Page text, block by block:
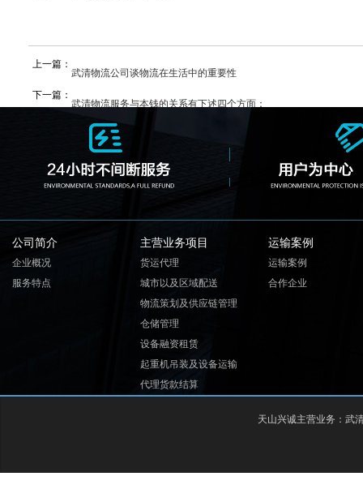
上一篇： 武清物流公司谈物流在生活中的重要性
下一篇： 武清物流服务与本钱的关系有下述四个方面：
公司简介
企业概况
服务特点
主营业务项目
货运代理
城市以及区域配送
物流策划及供应链管理
仓储管理
设备融资租赁
起重机吊装及设备运输
代理货款结算
运输案例
运输案例
合作企业
天山兴诚主营业务： 武